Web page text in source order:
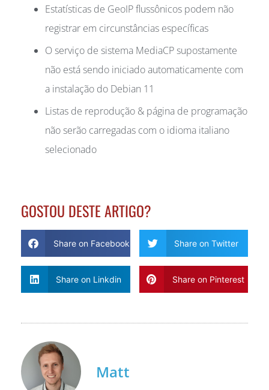
Estatísticas de GeoIP flussônicos podem não
registrar em circunstâncias específicas
O serviço de sistema MediaCP supostamente
não está sendo iniciado automaticamente com
a instalação do Debian 11
Listas de reprodução & página de programação
não serão carregadas com o idioma italiano
selecionado
GOSTOU DESTE ARTIGO?
Share on Facebook Share on Twitter
Share on Linkdin Share on Pinterest
Matt